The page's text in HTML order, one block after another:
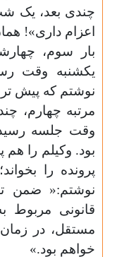
چندی بعد، یک
اعزام داری»!
بار سوم،
یکشنبه وقت
نوشتم که پیش
مرتبه چهارم،
بود. وکیلم را هم
پرونده را
نوشتم:« ضمن
قانونی مربوط
مستقل، در
خواهم بود.»